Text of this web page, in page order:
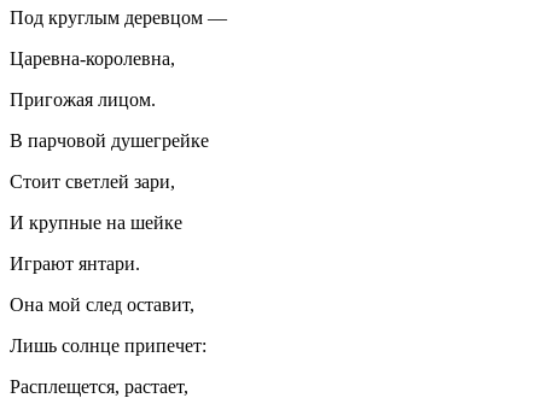
Под круглым деревцом —
Царевна-королевна,
Пригожая лицом.
В парчовой душегрейке
Стоит светлей зари,
И крупные на шейке
Играют янтари.
Она мой след оставит,
Лишь солнце припечет:
Расплещется, растает,